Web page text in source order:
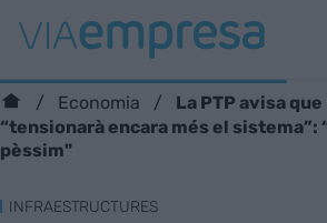
Economia
La PTP avisa
“tensionarà encara més el sistema”:
pèssim"
INFRAESTRUCTURES